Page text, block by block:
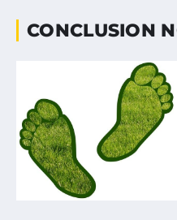
CONCLUSION